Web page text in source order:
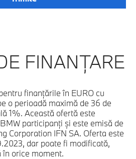
FINANŢARE
finanțările în EURO cu
o perioadă maximă de 36 de
1%. Această ofertă este
participanți și este emisă de
Corporation IFN SA. Oferta este
dar poate fi modificată,
orice moment.